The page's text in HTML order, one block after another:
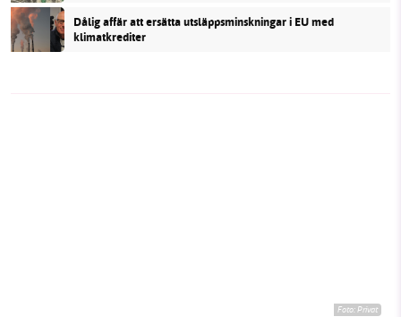
Dålig affär att ersätta utsläppsminskningar i EU med
klimatkrediter
Foto:Privat